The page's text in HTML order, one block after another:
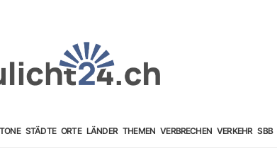
STÄDTE ORTE LÄNDER THEMEN VERBRECHEN VERKEHR SBB